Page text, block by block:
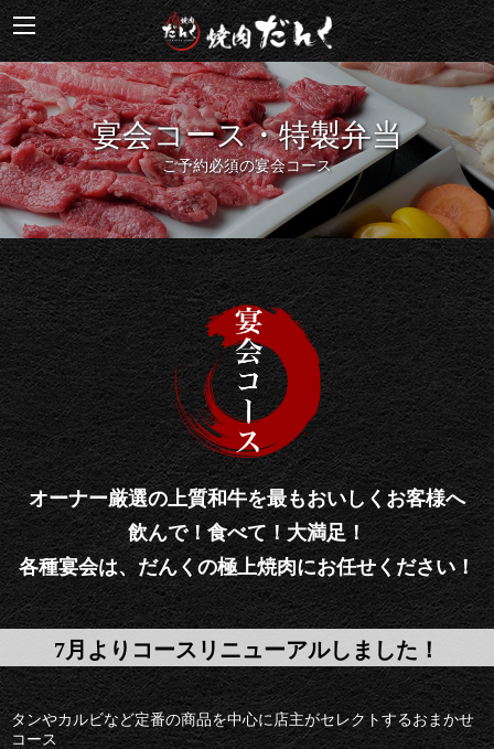
宴会コース・特製弁当
ご予約必須の宴会コース
オーナー厳選の上質和牛を最もおいしくお客様へ
飲んで！食べて！大満足！
各種宴会は、だんくの極上焼肉にお任せください！
7月よりコースリニューアルしました！
タンやカルビなど定番の商品を中心に店主がセレクトするおまかせ
コース